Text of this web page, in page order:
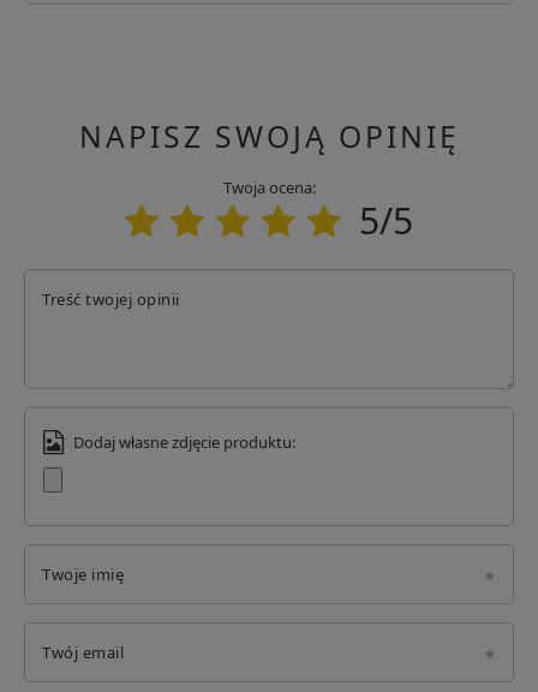
NAPISZ SWOJĄ OPINIĘ
Twoja ocena:
5/5
Treść twojej opinii
Dodaj własne zdjęcie produktu:
Twoje imię
Twój email